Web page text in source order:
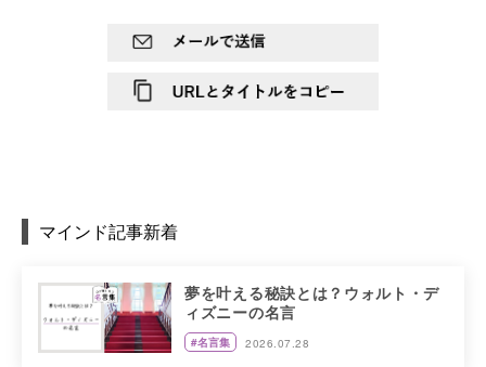
マインド記事新着
夢を叶える秘訣とは？ウォルト・デ
ィズニーの名言
#名言集 2026.07.28